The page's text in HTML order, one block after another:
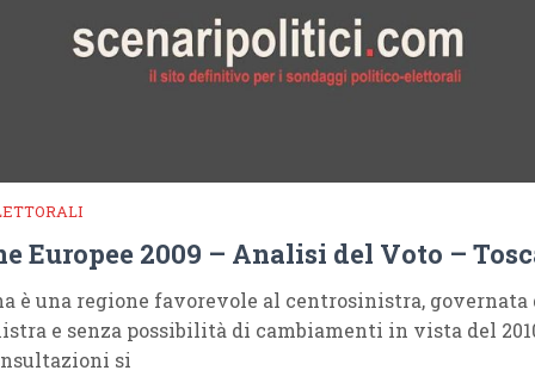
Europee 2009 – Analisi del Voto –
è una regione favorevole al centrosinistra, governata
e senza possibilità di cambiamenti in vista del
si